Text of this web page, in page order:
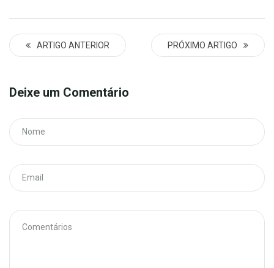
ARTIGO ANTERIOR PRÓXIMO ARTIGO
Deixe um Comentário